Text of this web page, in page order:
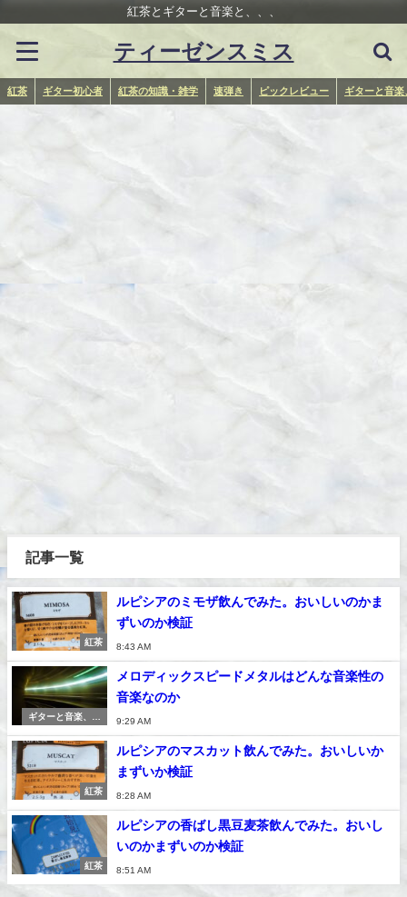
紅茶とギターと音楽と、、、
ティーゼンスミス
紅茶 ギター初心者 紅茶の知識・雑学 速弾き ピックレビュー ギターと音楽
記事一覧
紅茶
ルピシアのミモザ飲んでみた。おいしいのかま
ずいのか検証
8:43 AM
ギターと音楽、紅
メロディックスピードメタルはどんな音楽性の
音楽なのか
9:29 AM
紅茶
ルピシアのマスカット飲んでみた。おいしいか
まずいか検証
8:28 AM
紅茶
ルピシアの香ばし黒豆麦茶飲んでみた。おいし
いのかまずいのか検証
8:51 AM